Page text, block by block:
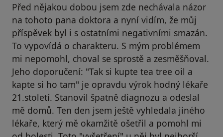
Před nějakou dobou jsem zde nechávala názor
na tohoto pana doktora a nyní vidím, že můj
příspěvek byl i s ostatními negativními smazán.
To vypovídá o charakteru. S mým problémem
mi nepomohl, choval se sprostě a zesměšňoval.
Jeho doporučení: "Tak si kupte tea tree oil a
kapte si ho tam" je opravdu výrok hodný lékaře
21.století. Stanovil špatně diagnozu a odeslal
mě domů. Ten den jsem ještě vyhledala jiného
lékaře, který mě okamžitě ošetřil a pomohl mi